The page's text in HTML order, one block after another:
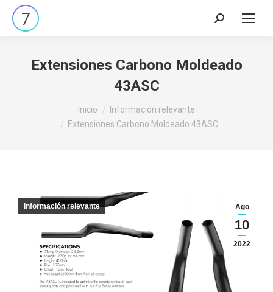
Buscar:
Extensiones Carbono Moldeado
43ASC
Inicio
Información relevante
Extensiones Carbono Moldeado 43ASC
Ago
10
2022
Información relevante